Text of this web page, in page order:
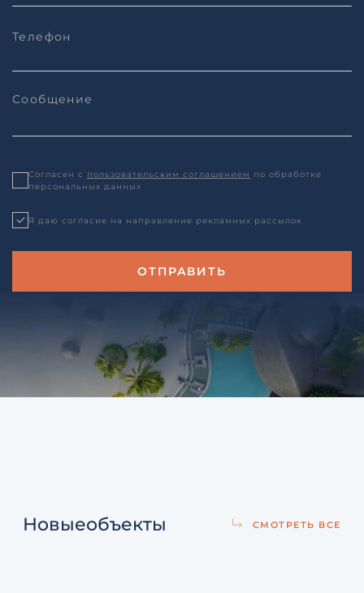
Согласен с пользовательским соглашением по обработке
персональных данных
Я даю согласие на направление рекламных рассылок
Новыеобъекты СМОТРЕТЬ ВСЕ